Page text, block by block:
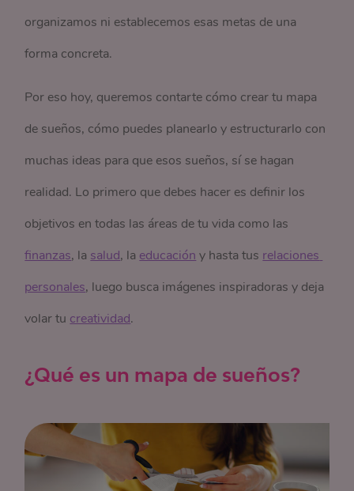
organizamos ni establecemos esas metas de una
forma concreta.
Por eso hoy, queremos contarte cómo crear tu mapa
de sueños, cómo puedes planearlo y estructurarlo con
muchas ideas para que esos sueños, sí se hagan
realidad. Lo primero que debes hacer es definir los
objetivos en todas las áreas de tu vida como las
finanzas, la salud, la educación y hasta tus relaciones
personales, luego busca imágenes inspiradoras y deja
volar tu creatividad.
¿Qué es un mapa de sueños?